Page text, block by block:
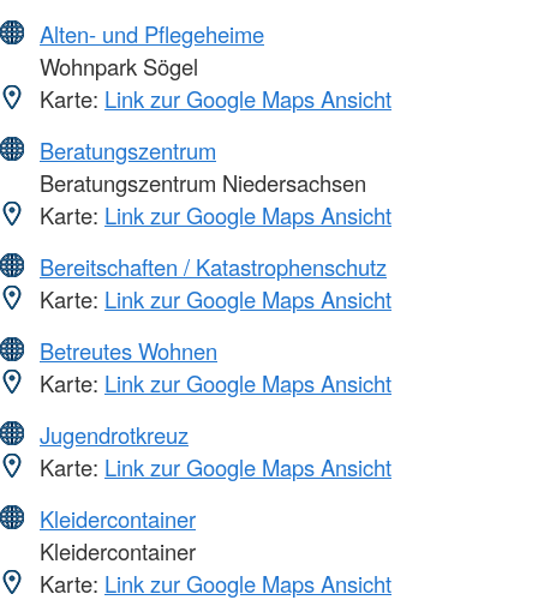
Alten- und Pflegeheime
Wohnpark Sögel
Karte: Link zur Google Maps Ansicht
Beratungszentrum
Beratungszentrum Niedersachsen
Karte: Link zur Google Maps Ansicht
Bereitschaften / Katastrophenschutz
Karte: Link zur Google Maps Ansicht
Betreutes Wohnen
Karte: Link zur Google Maps Ansicht
Jugendrotkreuz
Karte: Link zur Google Maps Ansicht
Kleidercontainer
Kleidercontainer
Karte: Link zur Google Maps Ansicht